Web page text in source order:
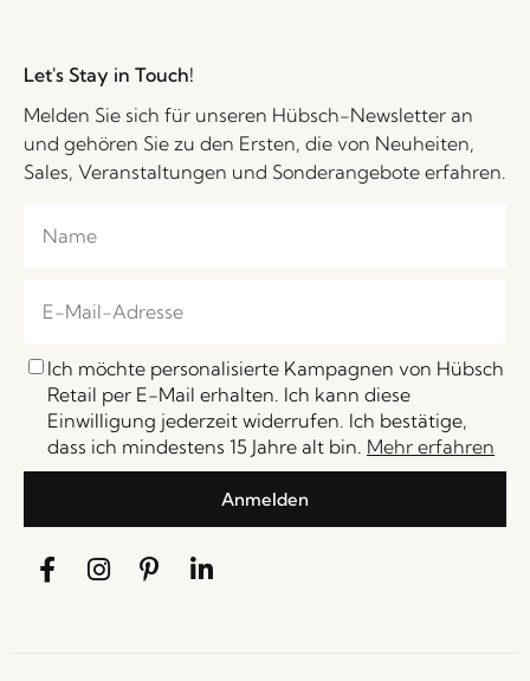
Let's Stay in Touch!
Melden Sie sich für unseren Hübsch-Newsletter an
und gehören Sie zu den Ersten, die von Neuheiten,
Sales, Veranstaltungen und Sonderangebote erfahren.
Ich möchte personalisierte Kampagnen von Hübsch
Retail per E-Mail erhalten. Ich kann diese
Einwilligung jederzeit widerrufen. Ich bestätige,
dass ich mindestens 15 Jahre alt bin. Mehr erfahren
Anmelden